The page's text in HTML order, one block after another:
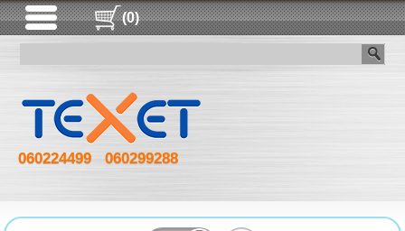
(0)
060224499 060299288